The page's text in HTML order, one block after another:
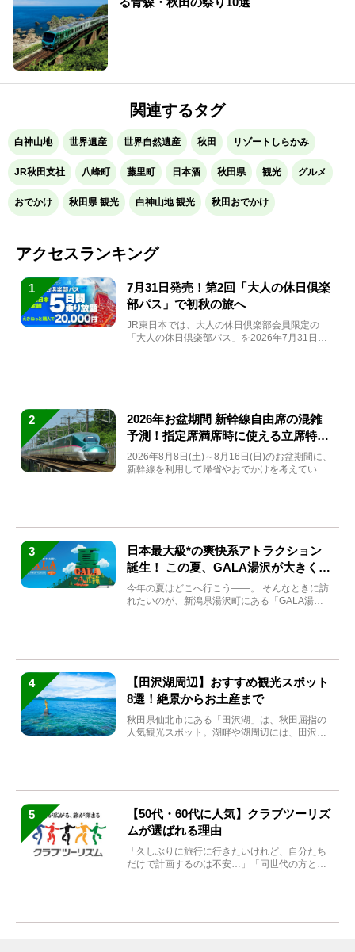
関連するタグ
白神山地 世界遺産 世界自然遺産 秋田 リゾートしらかみ
JR秋田支社 八峰町 藤里町 日本酒 秋田県 観光 グルメ
おでかけ 秋田県 観光 白神山地 観光 秋田おでかけ
アクセスランキング
1
7月31日発売！第2回「大人の休日倶楽
部パス」で初秋の旅へ
JR東日本では、大人の休日倶楽部会員限定の
「大人の休日倶楽部パス」を2026年7月31日
2
2026年お盆期間 新幹線自由席の混雑
予測！指定席満席時に使える立席特急
券も解説
2026年8月8日(土)～8月16日(日)のお盆期間に、
新幹線を利用して帰省やおでかけを考えている
3
日本最大級*の爽快系アトラクション
誕生！ この夏、GALA湯沢が大きく生
まれ変わる
今年の夏はどこへ行こう――。 そんなときに訪
れたいのが、新潟県湯沢町にある「GALA湯
4
【田沢湖周辺】おすすめ観光スポット
8選！絶景からお土産まで
秋田県仙北市にある「田沢湖」は、秋田屈指の
人気観光スポット。湖畔や湖周辺には、田沢湖
5
【50代・60代に人気】クラブツーリズ
ムが選ばれる理由
「久しぶりに旅行に行きたいけれど、自分たち
だけで計画するのは不安…」「同世代の方と気